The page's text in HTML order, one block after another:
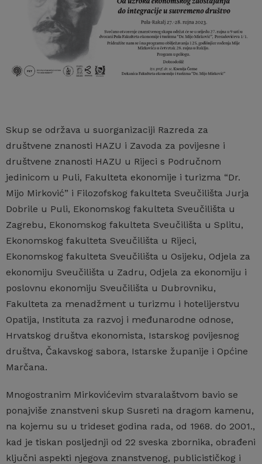
Skup se održava u suorganizaciji Razreda za
društvene znanosti HAZU i Zavoda za povijesne i
društvene znanosti HAZU u Rijeci s Područnom
jedinicom u Puli, Fakulteta ekonomije i turizma “Dr.
Mijo Mirković” i Filozofskog fakulteta Sveučilišta Jurja
Dobrile u Puli, Ekonomskog fakulteta Sveučilišta u
Zagrebu, Ekonomskog fakulteta Sveučilišta u Splitu,
Ekonomskog fakulteta Sveučilišta u Rijeci,
Ekonomskog fakulteta Sveučilišta u Osijeku, Odjela za
ekonomiju Sveučilišta u Zadru, Odjela za ekonomiju i
poslovnu ekonomiju Sveučilišta u Dubrovniku,
Fakulteta za menadžment u turizmu i hotelijerstvu
Opatija, Instituta za razvoj i međunarodne odnose,
Hrvatskog društva ekonomista, Istarskog povijesnog
društva, Čakavskog sabora, Istarske županije i Općine
Marčana.
Mnogostranim Mirkovićevim stvaralaštvom bavio se
ponajviše znanstveni skup Susreti na dragom kamenu,
na kojemu su u trideset godina rada, od 1968. do 2001.,
kad je tiskan posljednji od 22 sveska zbornika, obrađeni
ključni aspekti njegova znanstvenog, publicističkog i